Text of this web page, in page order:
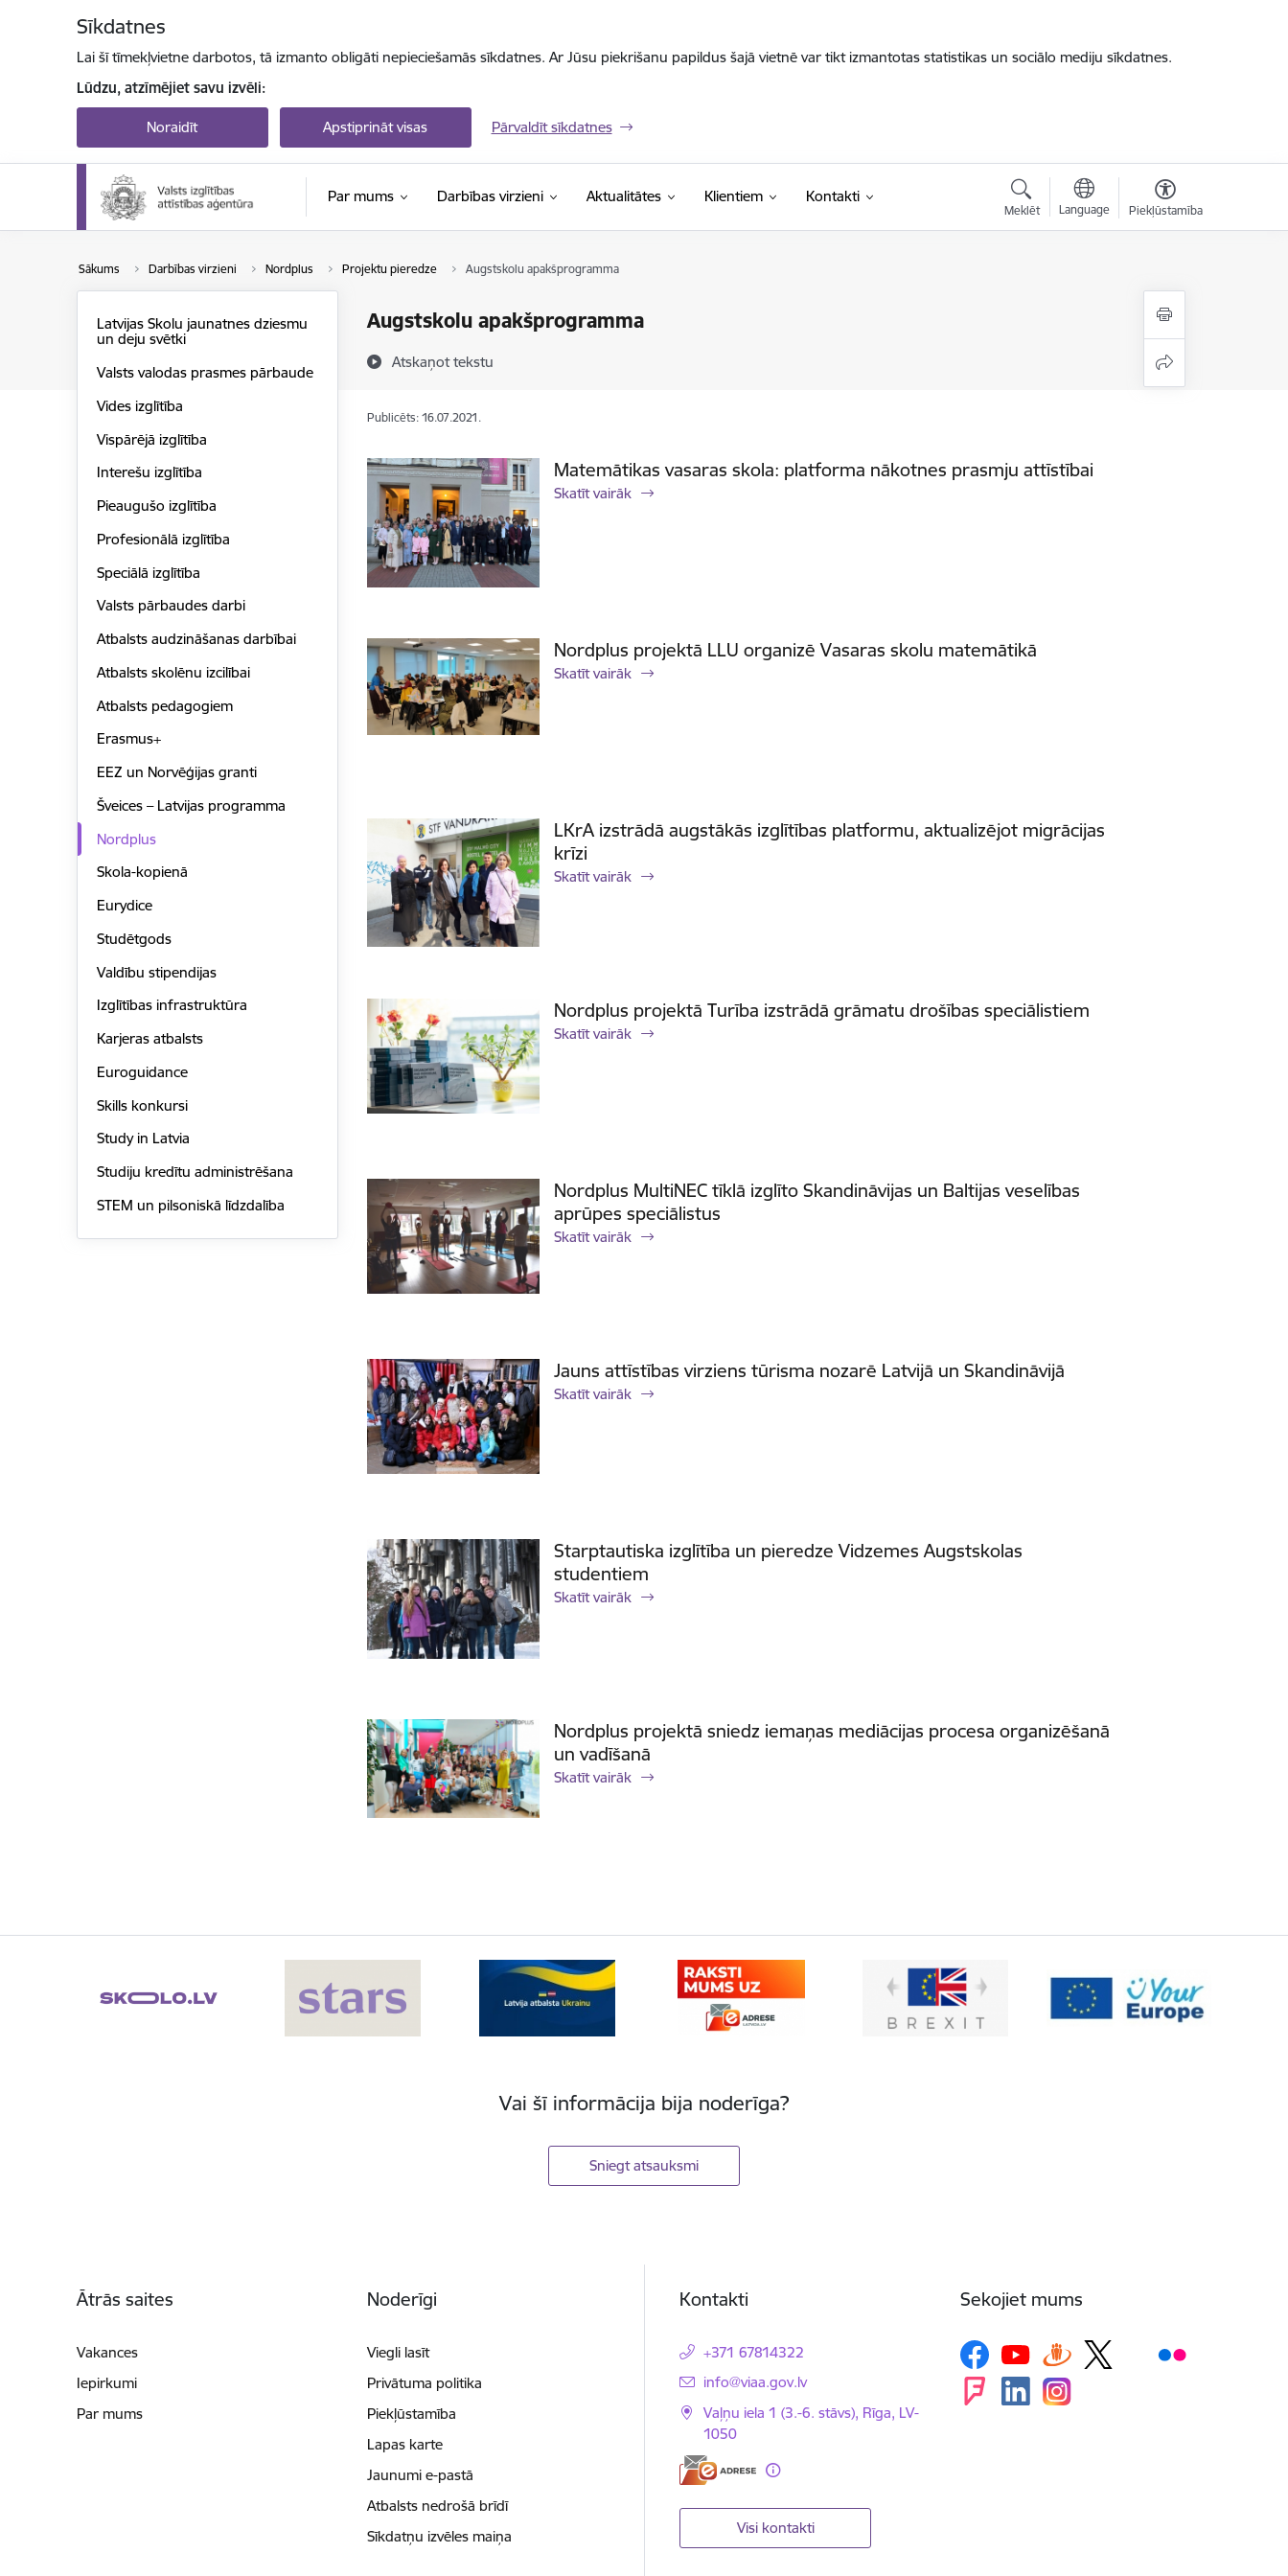
Sīkdatnes
Lai šī tīmekļvietne darbotos, tā izmanto obligāti nepieciešamās sīkdatnes. Ar Jūsu piekrišanu papildus šajā vietnē var tikt izmantotas statistikas un sociālo mediju sīkdatnes.
Lūdzu, atzīmējiet savu izvēli:
Noraidīt Apstiprināt visas Pārvaldīt sīkdatnes
Par mums Darbības virzieni Aktualitātes Klientiem Kontakti
Meklēt Language Piekļūstamība
Sākums Darbības virzieni Nordplus Projektu pieredze Augstskolu apakšprogramma
Augstskolu apakšprogramma
Atskaņot tekstu
Latvijas Skolu jaunatnes dziesmu
un deju svētki
Valsts valodas prasmes pārbaude
Vides izglītība
Vispārējā izglītība
Interešu izglītība
Pieaugušo izglītība
Profesionālā izglītība
Speciālā izglītība
Valsts pārbaudes darbi
Atbalsts audzināšanas darbībai
Atbalsts skolēnu izcilībai
Atbalsts pedagogiem
Erasmus+
EEZ un Norvēģijas granti
Šveices – Latvijas programma
Nordplus
Skola-kopienā
Eurydice
Studētgods
Valdību stipendijas
Izglītības infrastruktūra
Karjeras atbalsts
Euroguidance
Skills konkursi
Study in Latvia
Studiju kredītu administrēšana
STEM un pilsoniskā līdzdalība
Publicēts: 16.07.2021.
Matemātikas vasaras skola: platforma nākotnes prasmju attīstībai
Skatīt vairāk
Nordplus projektā LLU organizē Vasaras skolu matemātikā
Skatīt vairāk
LKrA izstrādā augstākās izglītības platformu, aktualizējot migrācijas
krīzi
Skatīt vairāk
Nordplus projektā Turība izstrādā grāmatu drošības speciālistiem
Skatīt vairāk
Nordplus MultiNEC tīklā izglīto Skandināvijas un Baltijas veselības
aprūpes speciālistus
Skatīt vairāk
Jauns attīstības virziens tūrisma nozarē Latvijā un Skandināvijā
Skatīt vairāk
Starptautiska izglītība un pieredze Vidzemes Augstskolas
studentiem
Skatīt vairāk
Nordplus projektā sniedz iemaņas mediācijas procesa organizēšanā
un vadīšanā
Skatīt vairāk
Vai šī informācija bija noderīga?
Sniegt atsauksmi
Ātrās saites
Vakances
Iepirkumi
Par mums
Noderīgi
Viegli lasīt
Privātuma politika
Piekļūstamība
Lapas karte
Jaunumi e-pastā
Atbalsts nedrošā brīdī
Sīkdatņu izvēles maiņa
Kontakti
+371 67814322
E-pasts:
info@viaa.gov.lv
Vaļņu iela 1 (3.-6. stāvs), Rīga, LV-
1050
Visi kontakti
Sekojiet mums